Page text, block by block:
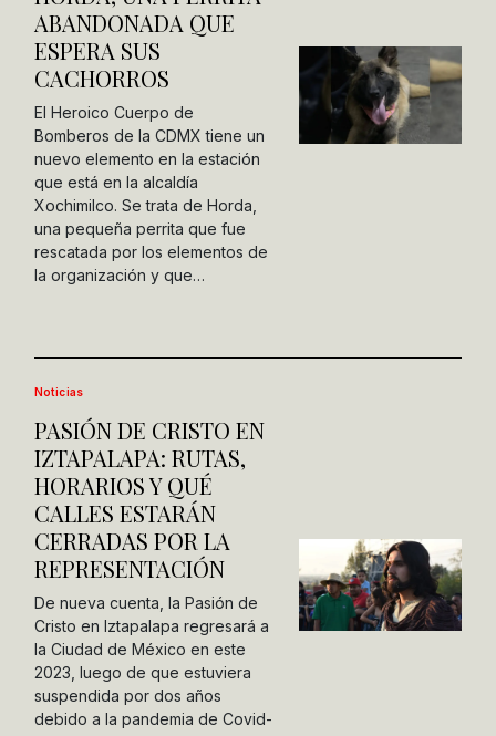
ABANDONADA QUE
ESPERA SUS
CACHORROS
El Heroico Cuerpo de
Bomberos de la CDMX tiene un
nuevo elemento en la estación
que está en la alcaldía
Xochimilco. Se trata de Horda,
una pequeña perrita que fue
rescatada por los elementos de
la organización y que…
Noticias
PASIÓN DE CRISTO EN
IZTAPALAPA: RUTAS,
HORARIOS Y QUÉ
CALLES ESTARÁN
CERRADAS POR LA
REPRESENTACIÓN
De nueva cuenta, la Pasión de
Cristo en Iztapalapa regresará a
la Ciudad de México en este
2023, luego de que estuviera
suspendida por dos años
debido a la pandemia de Covid-